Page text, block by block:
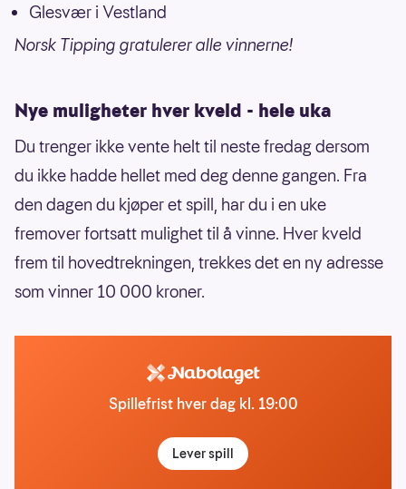
Glesvær i Vestland
Norsk Tipping gratulerer alle vinnerne!
Nye muligheter hver kveld - hele uka
Du trenger ikke vente helt til neste fredag dersom
du ikke hadde hellet med deg denne gangen. Fra
den dagen du kjøper et spill, har du i en uke
fremover fortsatt mulighet til å vinne. Hver kveld
frem til hovedtrekningen, trekkes det en ny adresse
som vinner 10 000 kroner.
Spillefrist hver dag kl. 19:00
Lever spill